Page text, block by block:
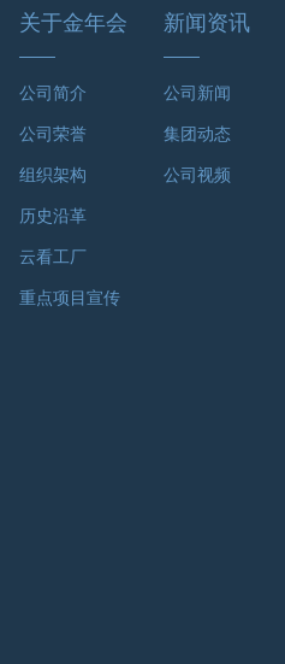
关于金年会
公司简介
公司荣誉
组织架构
历史沿革
云看工厂
重点项目宣传
新闻资讯
公司新闻
集团动态
公司视频